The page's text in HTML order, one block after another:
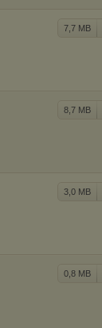
7,7 MB
8,7 MB
3,0 MB
0,8 MB